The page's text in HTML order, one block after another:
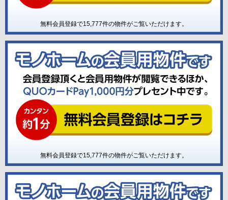
無料会員登録で15,777件の物件がご覧いただけます。
無料会員登録で15,777件の物件がご覧いただけます。